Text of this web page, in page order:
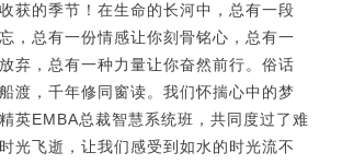
获的季节！在生命的长河中，总有一段
，总有一份情感让你刻骨铭心，总有一
弃，总有一种力量让你奋然前行。俗话
渡，千年修同窗读。我们怀揣心中的梦
英EMBA总裁智慧系统班，共同度过了难
光飞逝，让我们感受到如水的时光流不